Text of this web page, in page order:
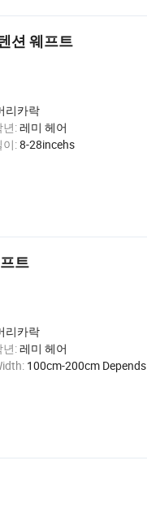
션 웨프트
리카락
년:레미 헤어
이:8-28incehs
트
리카락
년:레미 헤어
100cm-200cm Depends